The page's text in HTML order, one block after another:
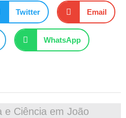
Twitter Email
WhatsApp